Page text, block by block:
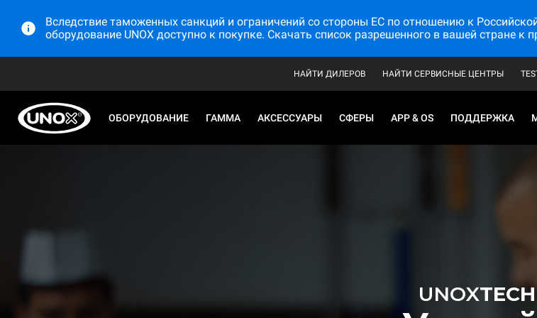
Вследствие таможенных санкций и ограничений со стороны ЕС по отношению к
оборудование UNOX доступно к покупке. Скачать список разрешенного в вашей стране к
НАЙТИ ДИЛЕРОВ НАЙТИ СЕРВИСНЫЕ ЦЕНТРЫ
ОБОРУДОВАНИЕ ГАММА АКСЕССУАРЫ СФЕРЫ APP & OS ПОДДЕРЖКА
UNOXTECH